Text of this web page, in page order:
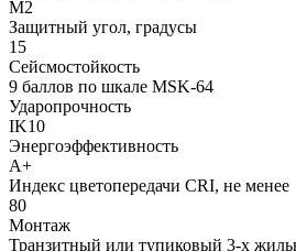
М2
Защитный угол, градусы
15
Сейсмостойкость
9 баллов по шкале МSK-64
Ударопрочность
IK10
Энергоэффективность
А+
Индекс цветопередачи CRI, не менее
80
Монтаж
Транзитный или тупиковый 3-х